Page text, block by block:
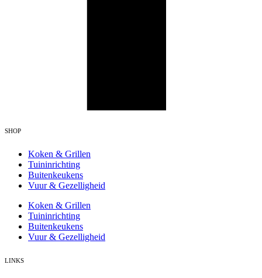
SHOP
Koken & Grillen
Tuininrichting
Buitenkeukens
Vuur & Gezelligheid
Koken & Grillen
Tuininrichting
Buitenkeukens
Vuur & Gezelligheid
LINKS